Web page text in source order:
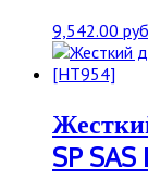
9,542.00
SP